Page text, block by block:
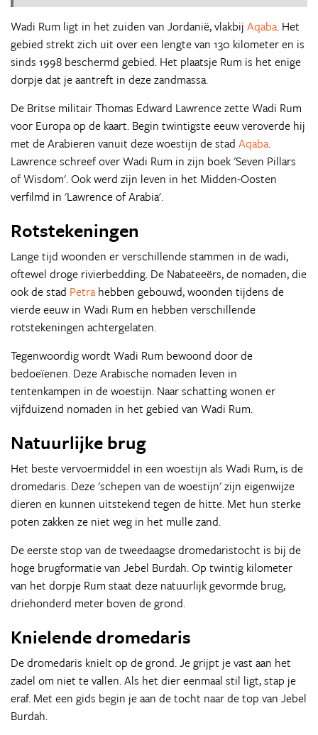
Wadi Rum ligt in het zuiden van Jordanië, vlakbij Aqaba. Het
gebied strekt zich uit over een lengte van 130 kilometer en is
sinds 1998 beschermd gebied. Het plaatsje Rum is het enige
dorpje dat je aantreft in deze zandmassa.
De Britse militair Thomas Edward Lawrence zette Wadi Rum
voor Europa op de kaart. Begin twintigste eeuw veroverde hij
met de Arabieren vanuit deze woestijn de stad Aqaba.
Lawrence schreef over Wadi Rum in zijn boek 'Seven Pillars
of Wisdom'. Ook werd zijn leven in het Midden-Oosten
verfilmd in 'Lawrence of Arabia'.
Rotstekeningen
Lange tijd woonden er verschillende stammen in de wadi,
oftewel droge rivierbedding. De Nabateeërs, de nomaden, die
ook de stad Petra hebben gebouwd, woonden tijdens de
vierde eeuw in Wadi Rum en hebben verschillende
rotstekeningen achtergelaten.
Tegenwoordig wordt Wadi Rum bewoond door de
bedoeïenen. Deze Arabische nomaden leven in
tentenkampen in de woestijn. Naar schatting wonen er
vijfduizend nomaden in het gebied van Wadi Rum.
Natuurlijke brug
Het beste vervoermiddel in een woestijn als Wadi Rum, is de
dromedaris. Deze 'schepen van de woestijn' zijn eigenwijze
dieren en kunnen uitstekend tegen de hitte. Met hun sterke
poten zakken ze niet weg in het mulle zand.
De eerste stop van de tweedaagse dromedaristocht is bij de
hoge brugformatie van Jebel Burdah. Op twintig kilometer
van het dorpje Rum staat deze natuurlijk gevormde brug,
driehonderd meter boven de grond.
Knielende dromedaris
De dromedaris knielt op de grond. Je grijpt je vast aan het
zadel om niet te vallen. Als het dier eenmaal stil ligt, stap je
eraf. Met een gids begin je aan de tocht naar de top van Jebel
Burdah.